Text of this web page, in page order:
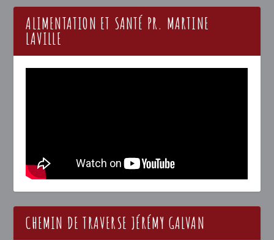
ALIMENTATION ET SANTÉ PR. MARTINE
LAVILLE
CHEMIN DE TRAVERSE JÉRÉMY GALVAN